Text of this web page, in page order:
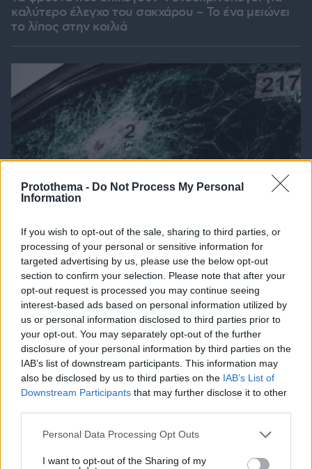
Protothema - Do Not Process My Personal
Information
If you wish to opt-out of the sale, sharing to third parties, or
processing of your personal or sensitive information for
targeted advertising by us, please use the below opt-out
section to confirm your selection. Please note that after your
opt-out request is processed you may continue seeing
interest-based ads based on personal information utilized by
us or personal information disclosed to third parties prior to
your opt-out. You may separately opt-out of the further
disclosure of your personal information by third parties on the
IAB’s list of downstream participants. This information may
also be disclosed by us to third parties on the IAB’s List of
Downstream Participants that may further disclose it to other
Please note that this website/app uses one or more Google
not limited to your visit or usage behaviour. You may click to
Personal Data Processing Opt Outs
I want to opt-out of the Sharing of my
καλύτερο έλεγχο του σακχάρου – Το ένα μειώνει
το λίπος στην κοιλιά
Όταν η θωρακισμένη BMW δεν κατάφερε να
προστατεύσει τον Ζαμπούνη από τις σφαίρες
07.08.2026, 14:35